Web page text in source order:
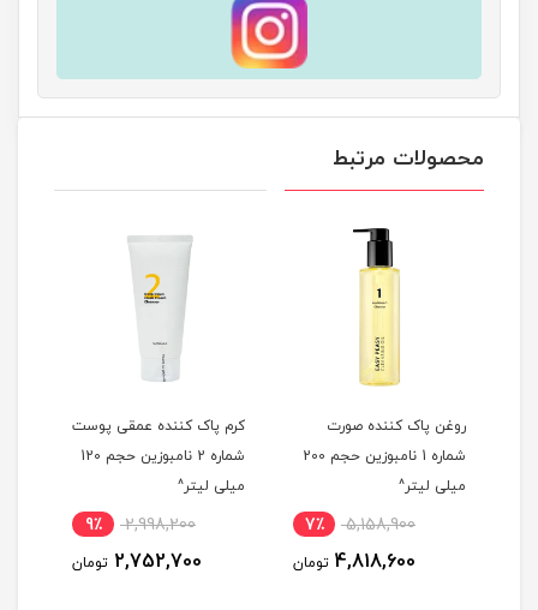
محصولات مرتبط
روغن پاک کننده صورت
شماره 1 نامبوزین حجم 200
میلی لیتر^
5,158,900 7٪
4,818,600 تومان
کرم پاک کننده عمقی پوست
شماره 2 نامبوزین حجم 120
میلی لیتر^
2,998,200 9٪
2,752,700 تومان